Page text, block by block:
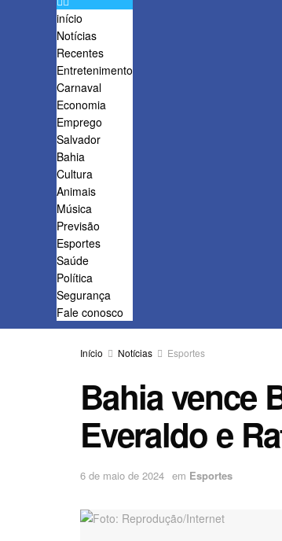
início
Notícias
Recentes
Entretenimento
Carnaval
Economia
Emprego
Salvador
Bahia
Cultura
Animais
Música
Previsão
Esportes
Saúde
Política
Segurança
Fale conosco
Início Notícias Esportes
Bahia vence
Everaldo e
6 de maio de 2024 em Esportes